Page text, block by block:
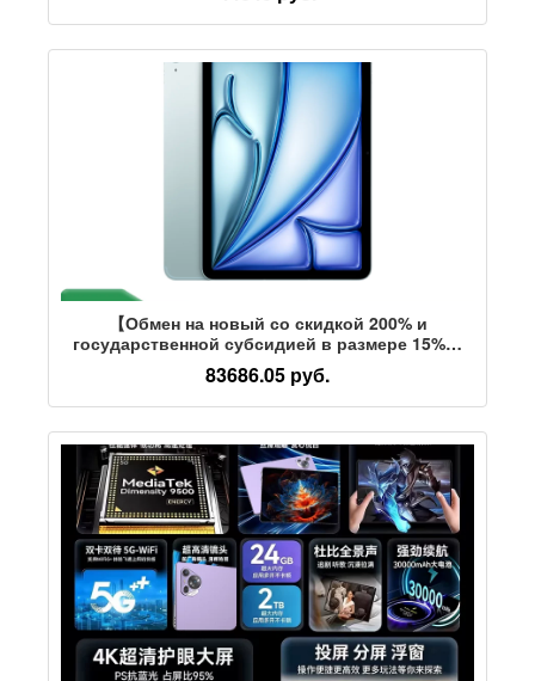
【Обмен на новый со скидкой 200% и
государственной субсидией в размере 15%】
11-дюймовый планшетный компьютер Apple /
Apple iPad Air с чипом M4 2026 года выпуска,
абсолютно новый Национальный банк
83686.05 руб.